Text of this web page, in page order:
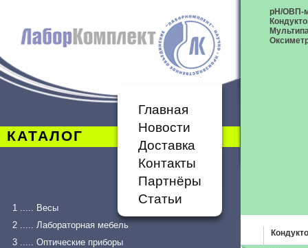
КАТАЛОГ
Главная
Новости
Доставка
Контакты
Партнёры
Статьи
1 ..... Весы
2 ..... Лабораторная мебель
3 ..... Оптические приборы
рН/ОВП-